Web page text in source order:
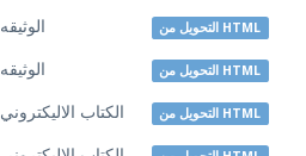
الوثيقه التحويل من HTML
الوثيقه التحويل من HTML
الكتاب الاليكتروني التحويل من HTML